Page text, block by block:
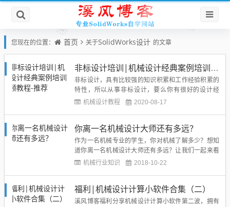
您现在的位置： 首页 关于SolidWorks设计 的文章
非标设计培训|机械设计经典案例培训视频教程-推荐
非标设计，具有比较强的知识积累和工作经验积累的
特性，所以从事非标设计，要么你有很好的设计经
验，要么你有很好的案例教程，举一反三，然后类比
个传动机构，选型方式，所以今天给大家分享的是网
上比较不错的非标视频教程，...
机械设计教程 2020-08-17
你离一名机械设计大师还有多远？
作为一名机械专业的学生，你对机械了解多少？想知
道你离一名机械设计大师还有多远？让我们一起来看
看吧！1、基础篇这个图是不是看的你头皮发麻呢？
Works、ANSYS、Mathcad等软件。深刻理解材料力
学...
机械行业知识 2018-10-22
福利|机械设计计算小软件合集（二）
溪风博客福利分享机械设计计算小软件第二波，拥有